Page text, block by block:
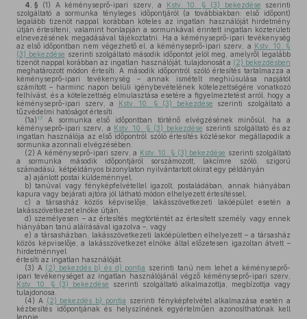
4. § (1) A kéményseprő-ipari szerv, a Kstv. 10. § (3) bekezdése szerinti
szolgáltató a sormunka tényleges időpontjáról (a továbbiakban: első időpont)
legalább tizenöt nappal korábban köteles az ingatlan használóját hirdetmény
útján értesíteni, valamint honlapján a sormunkával érintett ingatlan közterületi
elnevezésének megadásával tájékoztatni. Ha a kéményseprő-ipari tevékenység
az első időpontban nem végezhető el, a kéményseprő-ipari szerv, a Kstv. 10. §
(3) bekezdése szerinti szolgáltató második időpontot jelöl meg, amelyről legalább
tizenöt nappal korábban az ingatlan használóját, tulajdonosát a (2) bekezdésben
meghatározott módon értesíti. A második időpontról szóló értesítés tartalmazza a
kéményseprő-ipari tevékenység – annak ismételt meghiúsulása napjától
számított – harminc napon belüli igénybevételének kötelezettségére vonatkozó
felhívást, és a kötelezettség elmulasztása esetére a figyelmeztetést arról, hogy a
kéményseprő-ipari szerv, a
Kstv. 10. § (3) bekezdése szerinti szolgáltató a
tűzvédelmi hatóságot értesíti.
(1a) 17
A sormunka első időpontban történő elvégzésének minősül, ha a
kéményseprő-ipari szerv, a Kstv. 10. § (3) bekezdése szerinti szolgáltató és az
ingatlan használója az első időpontról szóló értesítés közlésekor megállapodik a
sormunka azonnali elvégzésében.
(2) A kéményseprő-ipari szerv, a Kstv. 10. § (3) bekezdése szerinti szolgáltató
a sormunka második időpontjáról sorszámozott, lakcímre szóló, szigorú
számadású, kétpéldányos bizonylaton nyilvántartott okirat egy példányán
a) ajánlott postai küldeménnyel,
b) tanúval vagy fényképfelvétellel igazolt, postaládában, annak hiányában
kapura vagy bejárati ajtóra jól látható módon elhelyezett értesítéssel,
c) a társasház közös képviselője, lakásszövetkezeti lakóépület esetén a
lakásszövetkezet elnöke útján,
d) személyesen – az értesítés megtörténtét az értesített személy vagy ennek
hiányában tanú aláírásával igazolva –, vagy
e) a társasházban, lakásszövetkezeti lakóépületben elhelyezett – a társasház
közös képviselője, a lakásszövetkezet elnöke által előzetesen igazoltan átvett –
hirdetménnyel
értesíti az ingatlan használóját.
(3) A (2) bekezdés b) és d) pontja szerinti tanú nem lehet a kéményseprő-
ipari tevékenységet az ingatlan használójánál végző kéményseprő-ipari szerv,
Kstv. 10. § (3) bekezdése szerinti szolgáltató alkalmazottja, megbízottja vagy
tulajdonosa.
(4) A (2) bekezdés b) pontja szerinti fényképfelvétel alkalmazása esetén a
kézbesítés időpontjának és helyszínének egyértelműen azonosíthatónak kell
lennie.